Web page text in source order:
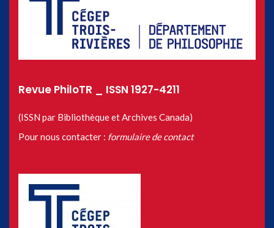
Revue PhiloTR _ ISSN 1927-4211
(ISSN par Bibliothèque et Archives Canada)
Pour nous contacter : formulaire de contact